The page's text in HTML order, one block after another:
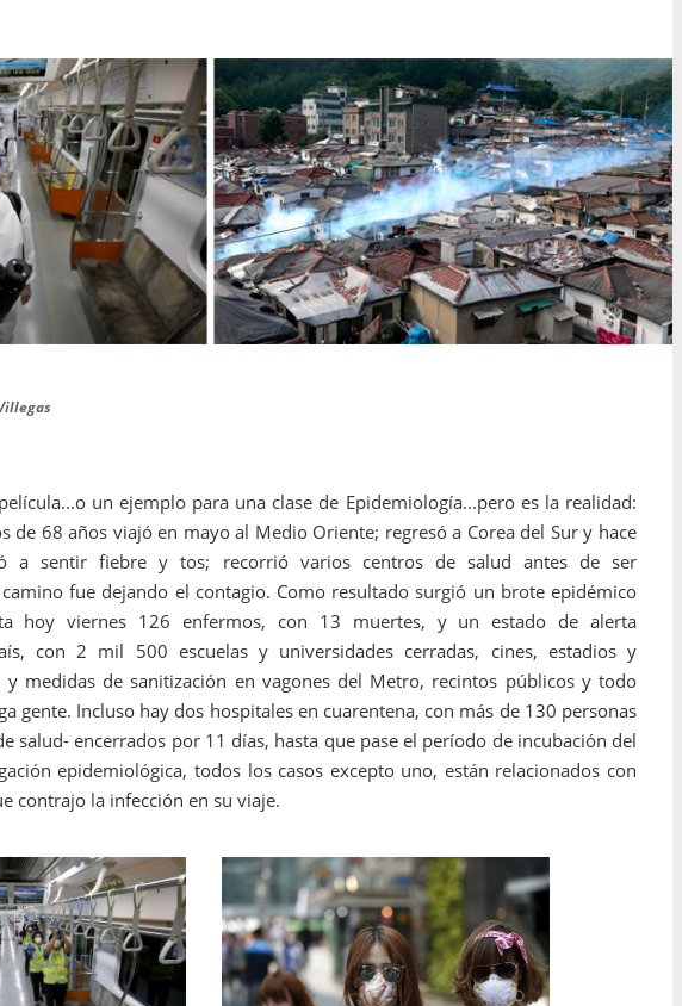
un ejemplo para una clase de Epidemiología...pero es la realidad:
de 68 años viajó en mayo al Medio Oriente; regresó a Corea del Sur y hace
a sentir fiebre y tos; recorrió varios centros de salud antes de ser
fue dejando el contagio. Como resultado surgió un brote epidémico
hoy viernes 126 enfermos, con 13 muertes, y un estado de alerta
con 2 mil 500 escuelas y universidades cerradas, cines, estadios y
y medidas de sanitización en vagones del Metro, recintos públicos y todo
gente. Incluso hay dos hospitales en cuarentena, con más de 130 personas
salud- encerrados por 11 días, hasta que pase el período de incubación del
epidemiológica, todos los casos excepto uno, están relacionados con
contrajo la infección en su viaje.